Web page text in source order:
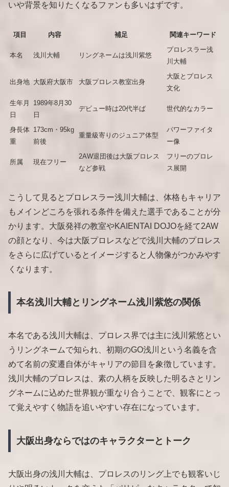
いや背景を知りたくなるファンも多いはずです。
項目 内容 補足 関連キーワード
本名 浅川大輔 リングネームは浅川紫悠
プロレスラー浅
川大輔
出身地 大阪府大阪市 大阪プロレス教室出身
大阪とプロレス
文化
生年月
日
1989年8月30
日
デビュー時は20代半ば 世代的なカラー
身長体
重
173cm・95kg
前後
重量級寄りのジュニア体型
パワーファイタ
ー像
所属 現在フリー
2AW退団後は大阪プロレス
など参戦
フリーのプロレ
ス展開
こうして見るとプロレスラー浅川大輔は、体格もキャリア
もメインどころを張れる条件を備えた選手であることが分
かります。大阪発祥の教室やKAIENTAI DOJOを経て2AW
の顔となり、今は大阪プロレスなどで浅川大輔のプロレス
をさらに広げているとイメージすると人物像がつかみやす
くなります。
本名浅川大輔とリングネーム浅川紫悠の関係
本名である浅川大輔は、プロレス界では主に浅川紫悠とい
うリングネームで知られ、初期のGO浅川という名義を含
めて名前の変遷自体がキャリアの節目を象徴しています。
浅川大輔のプロレスは、素の人柄を反映した明るさとリン
グネームに込めた世界観が重なり合うことで、観客にとっ
て覚えやすく物語を追いやすい存在になっています。
大阪出身ならではのキャラクターとトーク
大阪出身の浅川大輔は、プロレスのリング上でも観客いじ